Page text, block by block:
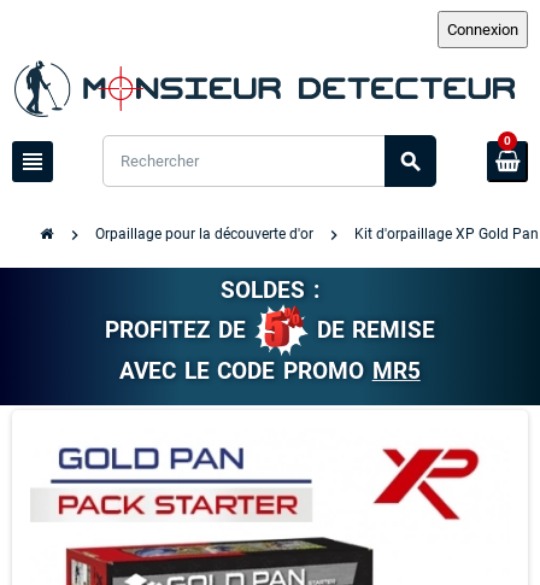
view_headline search
0
chevron_right Orpaillage pour la découverte d'or chevron_right Kit d'orpaillage XP Gold
SOLDES :
PROFITEZ DE
DE REMISE
AVEC LE CODE PROMO MR5